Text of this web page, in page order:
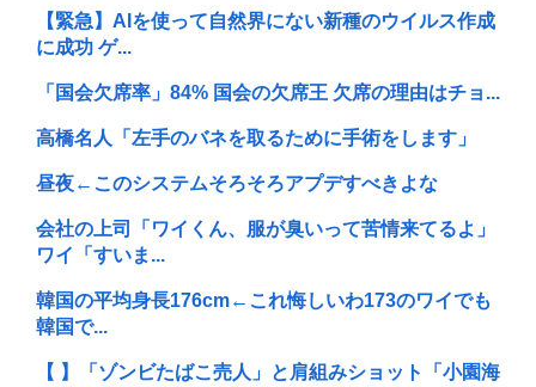
【緊急】AIを使って自然界にない新種のウイルス作成
に成功 ゲ...
「国会欠席率」84% 国会の欠席王 欠席の理由はチョ...
高橋名人「左手のバネを取るために手術をします」
昼夜←このシステムそろそろアプデすべきよな
会社の上司「ワイくん、服が臭いって苦情来てるよ」
ワイ「すいま...
韓国の平均身長176cm←これ悔しいわ173のワイでも
韓国で...
【 】「ゾンビたばこ売人」と肩組みショット「小園海